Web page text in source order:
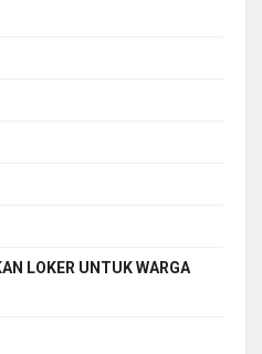
LOKER UNTUK WARGA